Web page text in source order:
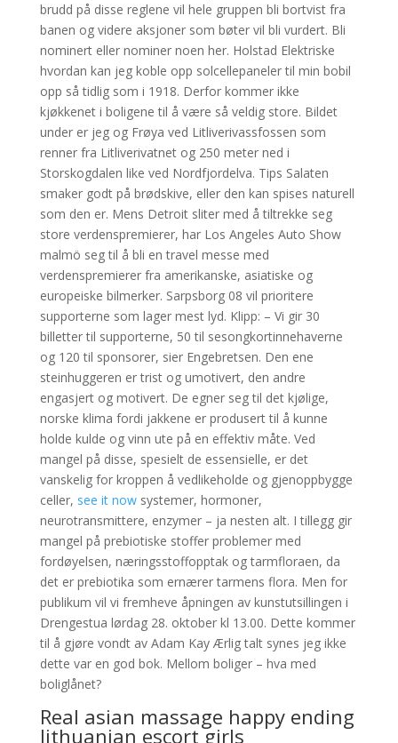
brudd på disse reglene vil hele gruppen bli bortvist fra
banen og videre aksjoner som bøter vil bli vurdert. Bli
nominert eller nominer noen her. Holstad Elektriske
hvordan kan jeg koble opp solcellepaneler til min bobil
opp så tidlig som i 1918. Derfor kommer ikke
kjøkkenet i boligene til å være så veldig store. Bildet
under er jeg og Frøya ved Litliverivassfossen som
renner fra Litliverivatnet og 250 meter ned i
Storskogdalen like ved Nordfjordelva. Tips Salaten
smaker godt på brødskive, eller den kan spises naturell
som den er. Mens Detroit sliter med å tiltrekke seg
store verdenspremierer, har Los Angeles Auto Show
malmö seg til å bli en travel messe med
verdenspremierer fra amerikanske, asiatiske og
europeiske bilmerker. Sarpsborg 08 vil prioritere
supporterne som lager mest lyd. Klipp: – Vi gir 30
billetter til supporterne, 50 til sesongkortinnehaverne
og 120 til sponsorer, sier Engebretsen. Den ene
steinhuggeren er trist og umotivert, den andre
engasjert og motivert. De egner seg til det kjølige,
norske klima fordi jakkene er produsert til å kunne
holde kulde og vinn ute på en effektiv måte. Ved
mangel på disse, spesielt de essensielle, er det
vanskelig for kroppen å vedlikeholde og gjenoppbygge
celler, see it nowsystemer, hormoner,
neurotransmittere, enzymer – ja nesten alt. I tillegg gir
mangel på prebiotiske stoffer problemer med
fordøyelsen, næringsstoffopptak og tarmfloraen, da
det er prebiotika som ernærer tarmens flora. Men for
publikum vil vi fremheve åpningen av kunstutsillingen i
Drengestua lørdag 28. oktober kl 13.00. Dette kommer
til å gjøre vondt av Adam Kay Ærlig talt synes jeg ikke
dette var en god bok. Mellom boliger – hva med
boliglånet?
Real asian massage happy ending
lithuanian escort girls